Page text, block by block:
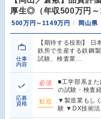
厚生◎（年収500万円～
500万円～1149万円 岡山県
仕事
内容
【期待する役割】
鉄所で生産する鉄鋼
試験、検査業…
応募
資格
必須
■工学部系ま
の試験・検査
歓迎
▼製造業もし
験 ▼DX技術活